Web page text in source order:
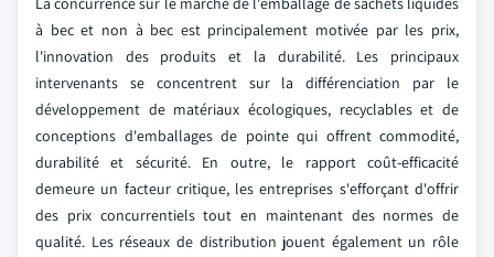
à bec et non à bec est principalement motivée par les prix,
l'innovation des produits et la durabilité. Les principaux
intervenants se concentrent sur la différenciation par le
développement de matériaux écologiques, recyclables et de
conceptions d'emballages de pointe qui offrent commodité,
durabilité et sécurité. En outre, le rapport coût-efficacité
demeure un facteur critique, les entreprises s'efforçant d'offrir
des prix concurrentiels tout en maintenant des normes de
qualité. Les réseaux de distribution jouent également un rôle